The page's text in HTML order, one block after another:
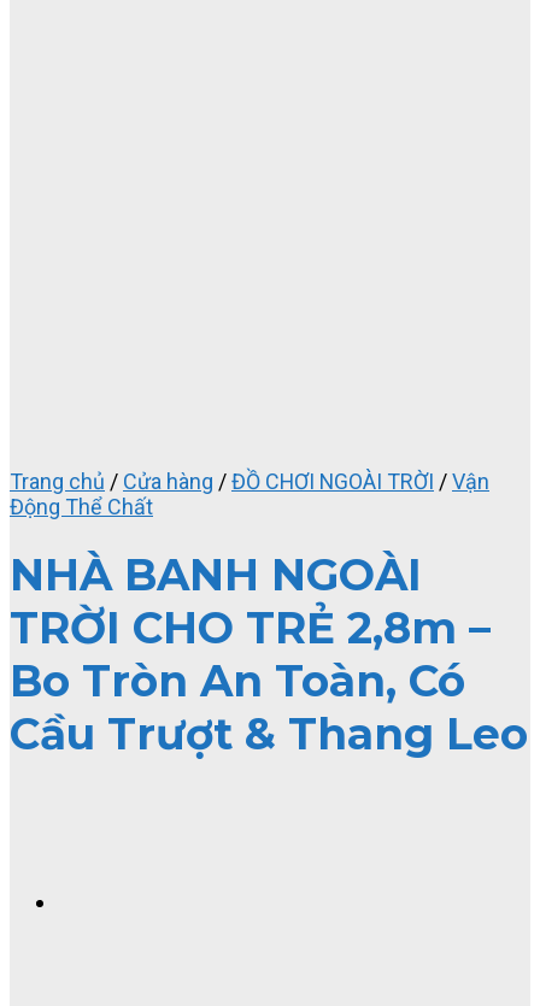
Trang chủ / Cửa hàng /ĐỒ CHƠI NGOÀI TRỜI /Vận
Động Thể Chất
NHÀ BANH NGOÀI
TRỜI CHO TRẺ 2,8m –
Bo Tròn An Toàn, Có
Cầu Trượt & Thang Leo